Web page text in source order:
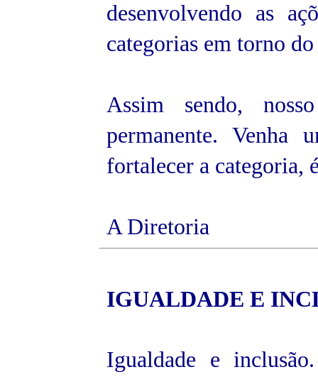
desenvolvendo as
categorias em torno
Assim sendo,
permanente.
fortalecer a categoria,
A Diretoria
IGUALDADE E
Igualdade e